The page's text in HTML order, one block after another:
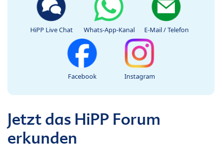
HiPP Live Chat Whats-App-Kanal E-Mail / Telefon
Facebook Instagram
Jetzt das HiPP Forum
erkunden